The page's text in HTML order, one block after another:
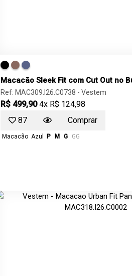
Macacão Sleek Fit com Cut Out no
Ref: MAC309.I26.C0738 - Vestem
R$ 499,90 4x R$ 124,98
87
Comprar
Macacão Azul P M G GG